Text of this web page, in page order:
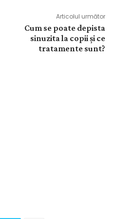
Articolul următor
Cum se poate depista
sinuzita la copii și ce
tratamente sunt?